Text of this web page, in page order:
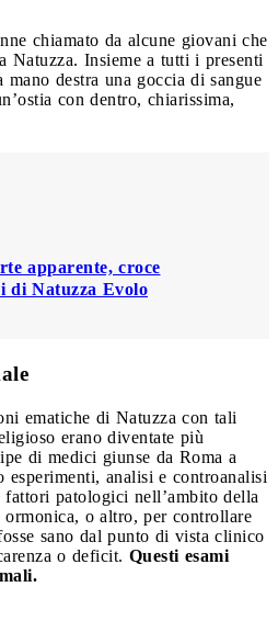
chiamato da alcune giovani che
Natuzza. Insieme a tutti i presenti
destra una goccia di sangue
con dentro, chiarissima,
apparente, croce
di Natuzza Evolo
ematiche di Natuzza con tali
erano diventate più
di medici giunse da Roma a
analisi e controanalisi
fattori patologici nell’ambito della
ormonica, o altro, per controllare
sano dal punto di vista clinico
o deficit. Questi esami